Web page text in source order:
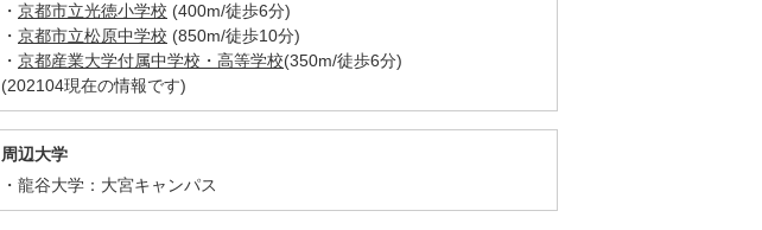
・ 京都市立光徳小学校 (400m/徒歩6分)
・ 京都市立松原中学校 (850m/徒歩10分)
・ 京都産業大学付属中学校・高等学校(350m/徒歩6分)
(202104現在の情報です)
周辺大学
龍谷大学：大宮キャンパス